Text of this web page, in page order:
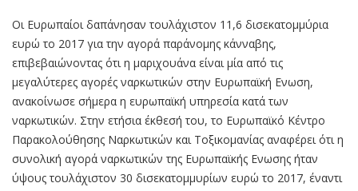
Οι Ευρωπαίοι δαπάνησαν τουλάχιστον 11,6 δισεκατομμύρια
ευρώ το 2017 για την αγορά παράνομης κάνναβης,
επιβεβαιώνοντας ότι η μαριχουάνα είναι μία από τις
μεγαλύτερες αγορές ναρκωτικών στην Ευρωπαϊκή Ενωση,
ανακοίνωσε σήμερα η ευρωπαϊκή υπηρεσία κατά των
ναρκωτικών. Στην ετήσια έκθεσή του, το Ευρωπαϊκό Κέντρο
Παρακολούθησης Ναρκωτικών και Τοξικομανίας αναφέρει ότι η
συνολική αγορά ναρκωτικών της Ευρωπαϊκής Ενωσης ήταν
ύψους τουλάχιστον 30 δισεκατομμυρίων ευρώ το 2017, έναντι